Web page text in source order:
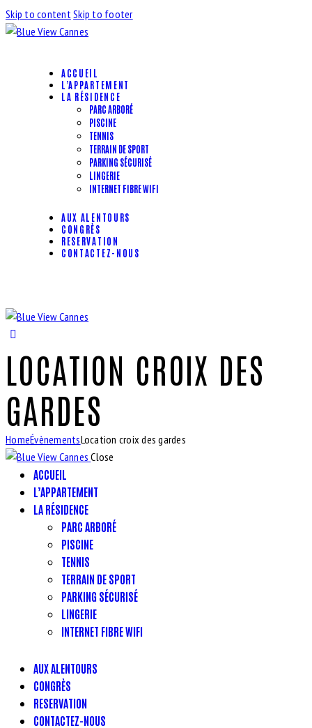
Skip to contentSkip to footer
ACCUEIL
L’APPARTEMENT
LA RÉSIDENCE
PARC ARBORÉ
PISCINE
TENNIS
TERRAIN DE SPORT
PARKING SÉCURISÉ
LINGERIE
INTERNET FIBRE WIFI
AUX ALENTOURS
CONGRÈS
RESERVATION
CONTACTEZ-NOUS
LOCATION CROIX DES
GARDES
HomeÉvènementsLocation croix des gardes
Close
ACCUEIL
L’APPARTEMENT
LA RÉSIDENCE
PARC ARBORÉ
PISCINE
TENNIS
TERRAIN DE SPORT
PARKING SÉCURISÉ
LINGERIE
INTERNET FIBRE WIFI
AUX ALENTOURS
CONGRÈS
RESERVATION
CONTACTEZ-NOUS